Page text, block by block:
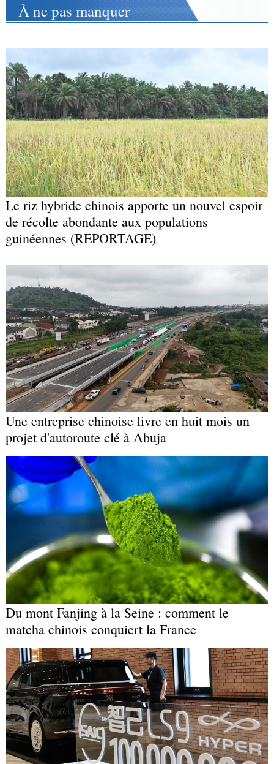
À ne pas manquer
Le riz hybride chinois apporte un nouvel espoir
de récolte abondante aux populations
guinéennes (REPORTAGE)
Une entreprise chinoise livre en huit mois un
projet d'autoroute clé à Abuja
Du mont Fanjing à la Seine : comment le
matcha chinois conquiert la France